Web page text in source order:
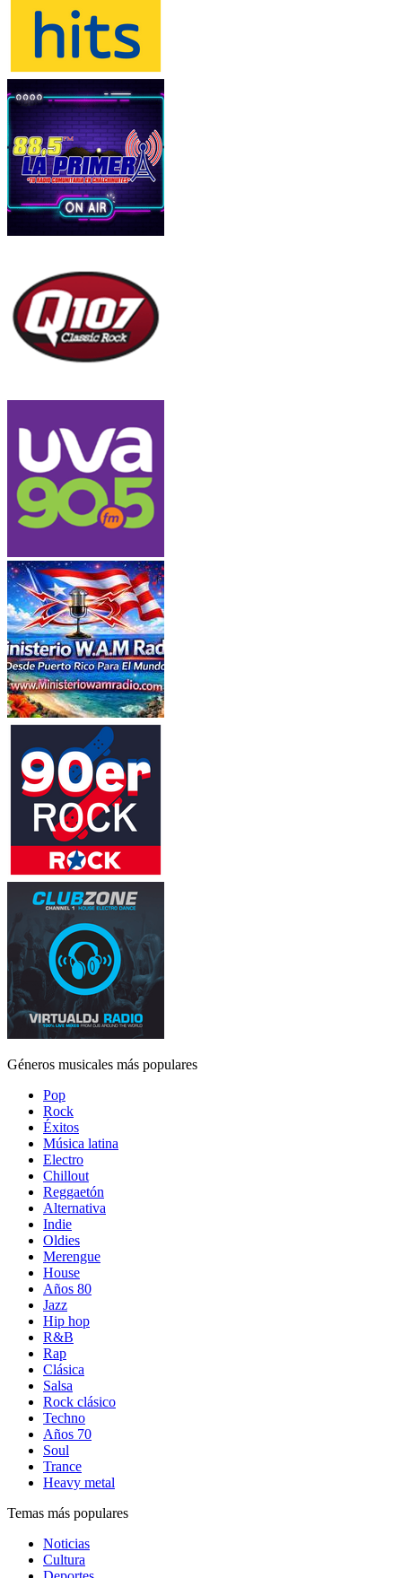
Géneros musicales más populares
Pop
Rock
Éxitos
Música latina
Electro
Chillout
Reggaetón
Alternativa
Indie
Oldies
Merengue
House
Años 80
Jazz
Hip hop
R&B
Rap
Clásica
Salsa
Rock clásico
Techno
Años 70
Soul
Trance
Heavy metal
Temas más populares
Noticias
Cultura